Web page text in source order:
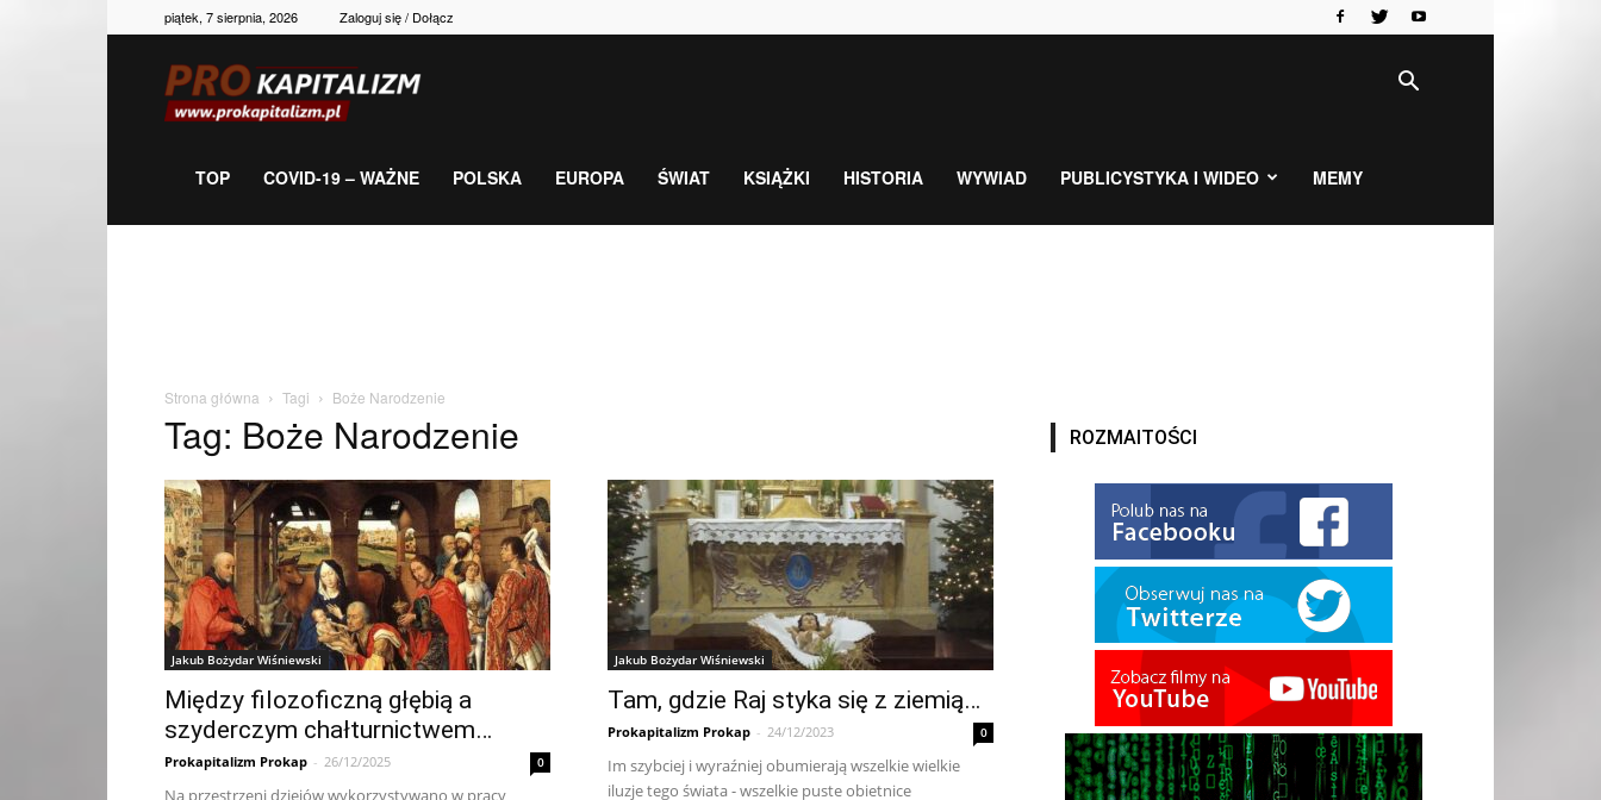
piątek, 7 sierpnia, 2026 Zaloguj się / Dołącz
gospodarka,
TOP COVID-19 – WAŻNE POLSKA EUROPA ŚWIAT KSIĄŻKI HISTORIA WYWIAD PUBLICYSTYKA I WIDEO MEMY
Strona główna Tagi Boże Narodzenie
Tag: Boże Narodzenie
Jakub Bożydar Wiśniewski
Między filozoficzną głębią a
szyderczym chałturnictwem…
Prokapitalizm Prokap - 26/12/2025 0
Na przestrzeni dziejów wykorzystywano w pracy
Jakub Bożydar Wiśniewski
Tam, gdzie Raj styka się z ziemią…
Prokapitalizm Prokap - 24/12/2023 0
Im szybciej i wyraźniej obumierają wszelkie wielkie
iluzje tego świata - wszelkie puste obietnice
ROZMAITOŚCI